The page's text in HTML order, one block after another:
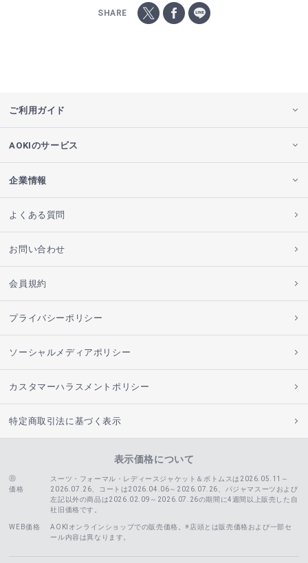
SHARE
ご利用ガイド
AOKIのサービス
企業情報
よくある質問
お問い合わせ
会員規約
プライバシーポリシー
ソーシャルメディアポリシー
カスタマーハラスメントポリシー
特定商取引法に基づく表示
表示価格について
価格
スーツ・フォーマル・レディースジャケット＆ボトムスは2026.05.11～
2026.07.26、コートは2026.04.06～2026.07.26、
パジャマスーツおよび
左記以外の商品は2026.02.09～2026.07.26の期間に4週間以上販売した自
社旧価格です。
WEB価格
AOKIオンラインショップでの販売価格。※店頭とは販売価格および一部セ
ール内容は異なります。